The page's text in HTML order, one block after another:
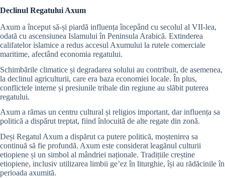
Declinul Regatului Axum
Axum a început să-și piardă influența începând cu secolul al VII-lea,
odată cu ascensiunea Islamului în Peninsula Arabică. Extinderea
califatelor islamice a redus accesul Axumului la rutele comerciale
maritime, afectând economia regatului.
Schimbările climatice și degradarea solului au contribuit, de asemenea,
la declinul agriculturii, care era baza economiei locale. În plus,
conflictele interne și presiunile tribale din regiune au slăbit puterea
regatului.
Axum a rămas un centru cultural și religios important, dar influența sa
politică a dispărut treptat, fiind înlocuită de alte regate din zonă.
Deși Regatul Axum a dispărut ca putere politică, moștenirea sa
continuă să fie profundă. Axum este considerat leagănul culturii
etiopiene și un simbol al mândriei naționale. Tradițiile creștine
etiopiene, inclusiv utilizarea limbii ge’ez în liturghie, își au rădăcinile în
perioada axumită.